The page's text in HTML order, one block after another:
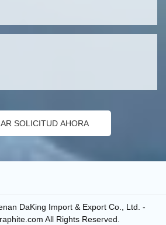
SOLICITUD AHORA
DaKing Import & Export Co., Ltd. -
All Rights Reserved.